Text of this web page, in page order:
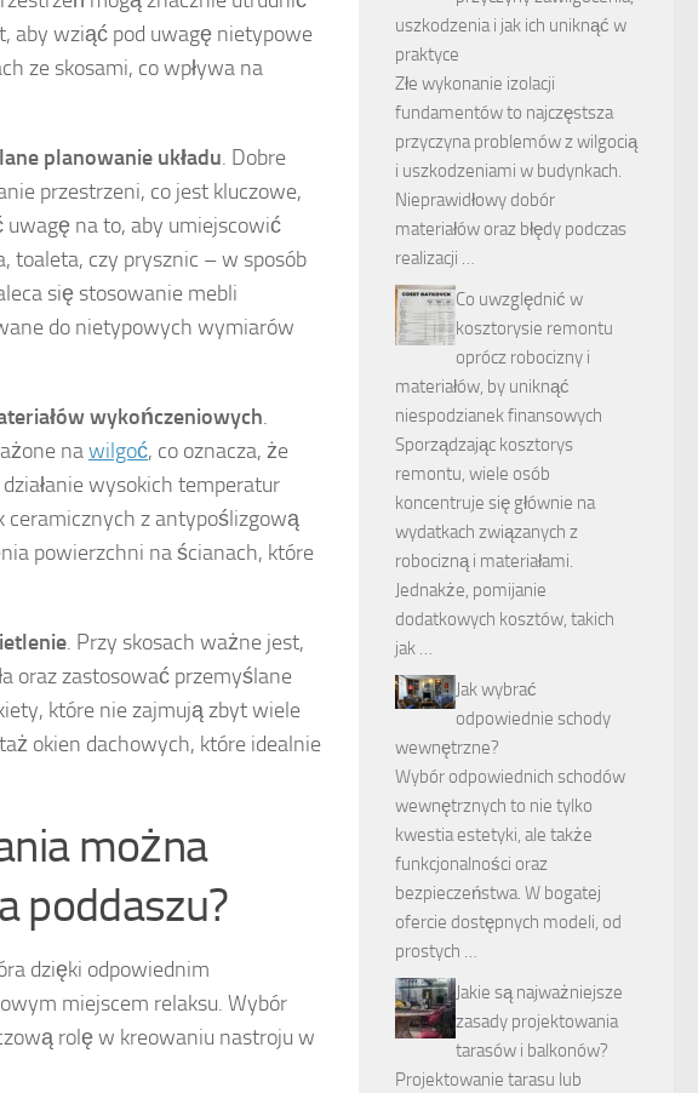
aby wziąć pod uwagę nietypowe
ze skosami, co wpływa na
planowanie układu. Dobre
przestrzeni, co jest kluczowe,
uwagę na to, aby umiejscowić
toaleta, czy prysznic – w sposób
się stosowanie mebli
do nietypowych wymiarów
wykończeniowych.
nawilgoć, co oznacza, że
wysokich temperatur
ceramicznych z antypoślizgową
powierzchni na ścianach, które
. Przy skosach ważne jest,
oraz zastosować przemyślane
które nie zajmują zbyt wiele
okien dachowych, które idealnie
można
poddaszu?
dzięki odpowiednim
miejscem relaksu. Wybór
rolę w kreowaniu nastroju w
uszkodzenia i jak ich uniknąć w
praktyce
Złe wykonanie izolacji
fundamentów to najczęstsza
przyczyna problemów z wilgocią
i uszkodzeniami w budynkach.
Nieprawidłowy dobór
materiałów oraz błędy podczas
realizacji …
Co uwzględnić w
kosztorysie remontu
oprócz robocizny i
materiałów, by uniknąć
niespodzianek finansowych
Sporządzając kosztorys
remontu, wiele osób
koncentruje się głównie na
wydatkach związanych z
robocizną i materiałami.
Jednakże, pomijanie
dodatkowych kosztów, takich
jak …
Jak wybrać
odpowiednie schody
wewnętrzne?
Wybór odpowiednich schodów
wewnętrznych to nie tylko
kwestia estetyki, ale także
funkcjonalności oraz
bezpieczeństwa. W bogatej
ofercie dostępnych modeli, od
prostych …
Jakie są najważniejsze
zasady projektowania
tarasów i balkonów?
Projektowanie tarasu lub